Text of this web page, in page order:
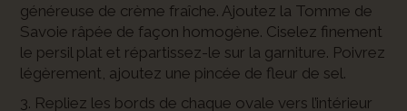
généreuse de crème fraîche. Ajoutez la Tomme de
Savoie râpée de façon homogène. Ciselez finement
le persil plat et répartissez-le sur la garniture. Poivrez
légèrement, ajoutez une pincée de fleur de sel.
3. Repliez les bords de chaque ovale vers l’intérieur